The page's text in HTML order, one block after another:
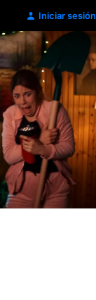
Iniciar sesión